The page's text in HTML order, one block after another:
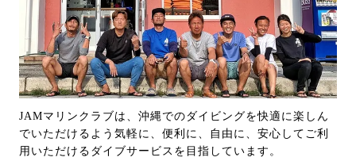
JAMマリンクラブは、沖縄でのダイビングを快適に楽しん
でいただけるよう気軽に、便利に、自由に、安心してご利
用いただけるダイブサービスを目指しています。